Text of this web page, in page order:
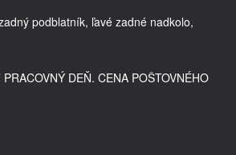
podblatník, ľavé zadné nadkolo,
DEŇ. CENA POŠTOVNÉHO